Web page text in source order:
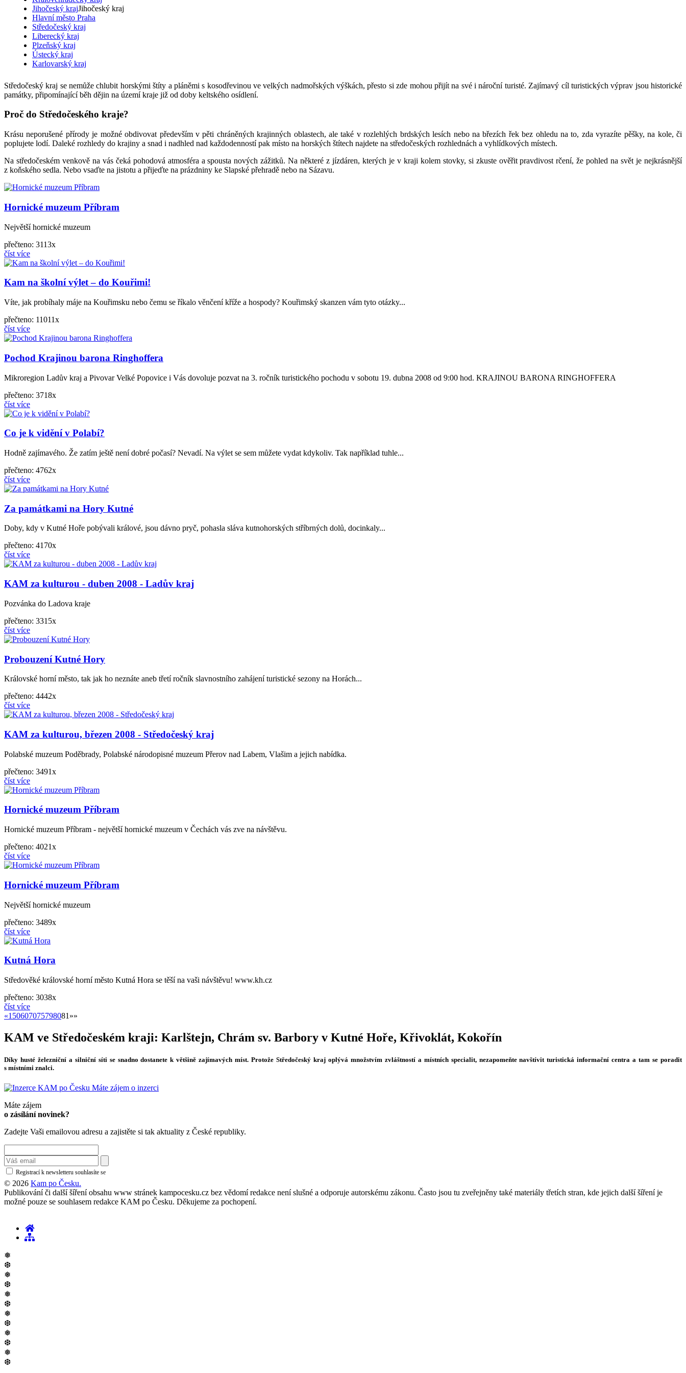
Jihočeský krajJihočeský kraj
Hlavní město Praha
Středočeský kraj
Liberecký kraj
Plzeňský kraj
Ústecký kraj
Karlovarský kraj
Středočeský kraj se nemůže chlubit horskými štíty a pláněmi s kosodřevinou ve velkých nadmořských výškách, přesto si zde mohou přijít na své i nároční turisté. Zajímavý cíl turistických výprav jsou historické
památky, připomínající běh dějin na území kraje již od doby keltského osídlení.
Proč do Středočeského kraje?
Krásu neporušené přírody je možné obdivovat především v pěti chráněných krajinných oblastech, ale také v rozlehlých brdských lesích nebo na březích řek bez ohledu na to, zda vyrazíte pěšky, na kole, či
poplujete lodí. Daleké rozhledy do krajiny a snad i nadhled nad každodenností pak místo na horských štítech najdete na středočeských rozhlednách a vyhlídkových místech.
Na středočeském venkově na vás čeká pohodová atmosféra a spousta nových zážitků. Na některé z jízdáren, kterých je v kraji kolem stovky, si zkuste ověřit pravdivost rčení, že pohled na svět je nejkrásnější
z koňského sedla. Nebo vsaďte na jistotu a přijeďte na prázdniny ke Slapské přehradě nebo na Sázavu.
Hornické muzeum Příbram
Největší hornické muzeum
přečteno: 3113x
číst více
Kam na školní výlet – do Kouřimi!
Víte, jak probíhaly máje na Kouřimsku nebo čemu se říkalo věnčení kříže a hospody? Kouřimský skanzen vám tyto otázky...
přečteno: 11011x
číst více
Pochod Krajinou barona Ringhoffera
Mikroregion Ladův kraj a Pivovar Velké Popovice i Vás dovoluje pozvat na 3. ročník turistického pochodu v sobotu 19. dubna 2008 od 9:00 hod. KRAJINOU BARONA RINGHOFFERA
přečteno: 3718x
číst více
Co je k vidění v Polabí?
Hodně zajímavého. Že zatím ještě není dobré počasí? Nevadí. Na výlet se sem můžete vydat kdykoliv. Tak například tuhle...
přečteno: 4762x
číst více
Za památkami na Hory Kutné
Doby, kdy v Kutné Hoře pobývali králové, jsou dávno pryč, pohasla sláva kutnohorských stříbrných dolů, docinkaly...
přečteno: 4170x
číst více
KAM za kulturou - duben 2008 - Ladův kraj
Pozvánka do Ladova kraje
přečteno: 3315x
číst více
Probouzení Kutné Hory
Královské horní město, tak jak ho neznáte aneb třetí ročník slavnostního zahájení turistické sezony na Horách...
přečteno: 4442x
číst více
KAM za kulturou, březen 2008 - Středočeský kraj
Polabské muzeum Poděbrady, Polabské národopisné muzeum Přerov nad Labem, Vlašim a jejich nabídka.
přečteno: 3491x
číst více
Hornické muzeum Příbram
Hornické muzeum Příbram - největší hornické muzeum v Čechách vás zve na návštěvu.
přečteno: 4021x
číst více
Hornické muzeum Příbram
Největší hornické muzeum
přečteno: 3489x
číst více
Kutná Hora
Středověké královské horní město Kutná Hora se těší na vaši návštěvu! www.kh.cz
přečteno: 3038x
číst více
««1 50607075798081 »»
KAM ve Středočeském kraji: Karlštejn, Chrám sv. Barbory v Kutné Hoře, Křivoklát, Kokořín
Díky husté železniční a silniční síti se snadno dostanete k většině zajímavých míst. Protože Středočeský kraj oplývá množstvím zvláštností a místních specialit, nezapomeňte navštívit turistická informační centra a tam se poradit
s místními znalci.
Máte zájem o inzerci
Máte zájem
o zásílání novinek?
Zadejte Vaši emailovou adresu a zajistěte si tak aktuality z České republiky.
Registrací k newsletteru souhlasíte se
© 2026 Kam po Česku.
Publikování či další šíření obsahu www stránek kampocesku.cz bez vědomí redakce není slušné a odporuje autorskému zákonu. Často jsou tu zveřejněny také materiály třetích stran, kde jejich další šíření je
možné pouze se souhlasem redakce KAM po Česku. Děkujeme za pochopení.
❅
❆
❅
❆
❅
❆
❅
❆
❅
❆
❅
❆